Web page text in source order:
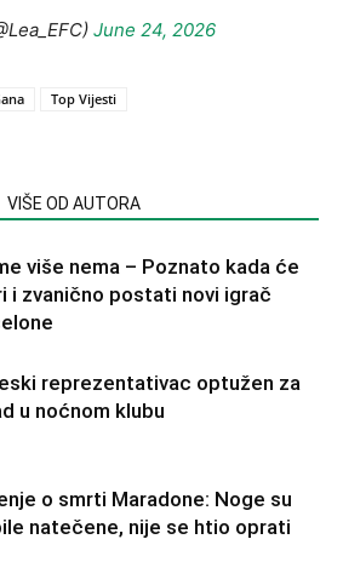
June 24, 2026
Top Vijesti
VIŠE OD AUTORA
više nema – Poznato kada će
i zvanično postati novi igrač
reprezentativac optužen za
u noćnom klubu
o smrti Maradone: Noge su
natečene, nije se htio oprati